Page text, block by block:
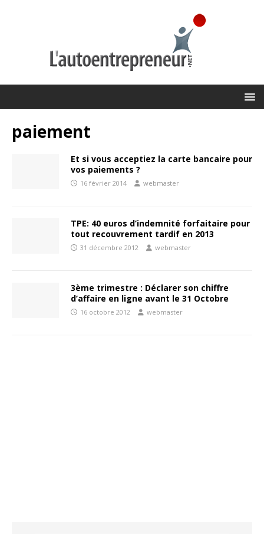
paiement
Et si vous acceptiez la carte bancaire pour
vos paiements ?
16 février 2014 webmaster
TPE: 40 euros d’indemnité forfaitaire pour
tout recouvrement tardif en 2013
31 décembre 2012 webmaster
3ème trimestre : Déclarer son chiffre
d’affaire en ligne avant le 31 Octobre
16 octobre 2012 webmaster